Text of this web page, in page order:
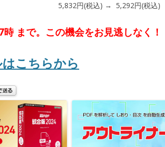
5,832円(税込) → 5,292円(税込)
まで。この機会をお見逃しなく！
こちらから